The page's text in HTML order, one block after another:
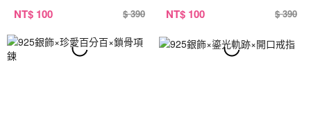
NT$ 100 $ 390 NT$ 100 $ 390